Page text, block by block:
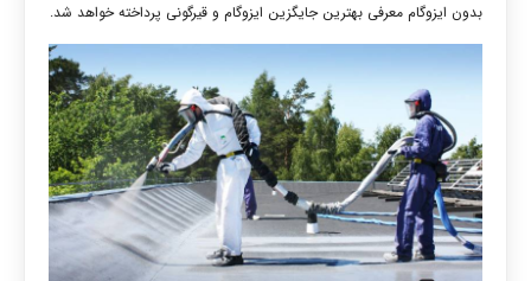
بدون ایزوگام معرفی بهترین جایگزین ایزوگام و قیرگونی پرداخته خواهد شد.